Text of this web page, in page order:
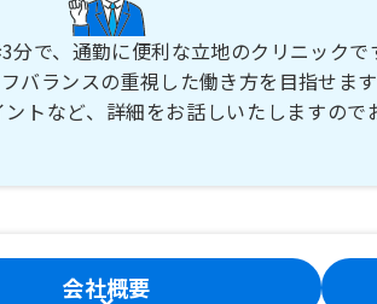
で、通勤に便利な立地のクリニックで
バランスの重視した働き方を目指せま
トなど、詳細をお話しいたしますので
会社概要